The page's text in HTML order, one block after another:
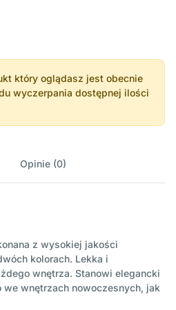
który oglądasz jest obecnie
wyczerpania dostępnej ilości
Opinie (0)
z wysokiej jakości
kolorach. Lekka i
wnętrza. Stanowi elegancki
wnętrzach nowoczesnych, jak